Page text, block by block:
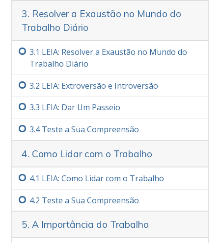
3. Resolver a Exaustão no Mundo do
Trabalho Diário
LEIA: Resolver a Exaustão no Mundo do
Trabalho Diário
LEIA: Extroversão e Introversão
LEIA: Dar Um Passeio
3.‏4Teste a Sua Compreensão
4. Como Lidar com o Trabalho
LEIA: Como Lidar com o Trabalho
Teste a Sua Compreensão
5. A Importância do Trabalho